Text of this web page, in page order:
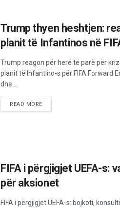
Trump thyen heshtjen:
planit të Infantinos në
Trump reagon për herë të parë për
planit të Infantino-s për FIFA Forward
dhe ...
READ MORE
FIFA i përgjigjet UEFA-s:
për aksionet
FIFA i përgjigjet UEFA-s: bojkoti,